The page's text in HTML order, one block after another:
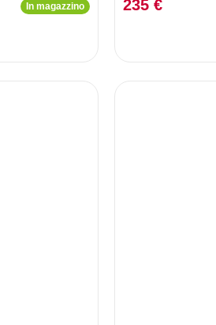
In magazzino 235 €